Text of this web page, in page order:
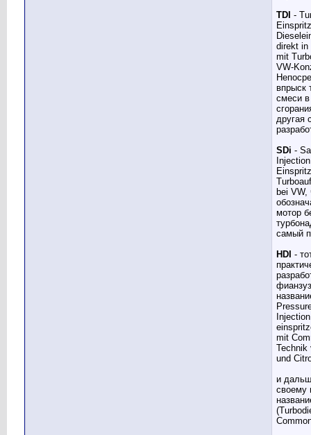
TDI -
direkt in
mit
VW-
впрыск
смеси
другая
SDi -
bei VW,
мотор
самый
HDI -
mit
Technik
und
и
своему